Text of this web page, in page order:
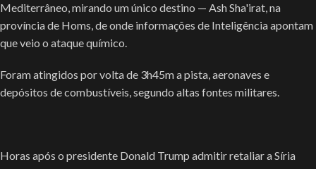
Mediterrâneo, mirando um único destino — Ash Sha'irat, na
província de Homs, de onde informações de Inteligência apontam
que veio o ataque químico.
Foram atingidos por volta de 3h45m a pista, aeronaves e
depósitos de combustíveis, segundo altas fontes militares.
Horas após o presidente Donald Trump admitir retaliar a Síria